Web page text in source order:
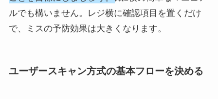
ルでも構いません。レジ横に確認項目を置くだけ
で、ミスの予防効果は大きくなります。
ユーザースキャン方式の基本フローを決める